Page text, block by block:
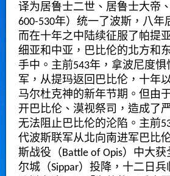
译为居鲁士二世、居鲁士大帝
600-530年）统一了波斯，八年
而在十年之中陆续征服了帕提
细亚和中亚，巴比伦的北方和
手中。主前543年，拿波尼度
军，从提玛返回巴比伦，十年
马尔杜克神的新年节期。但由
开巴比伦、漠视祭司，造成了
无法阻止巴比伦的沦陷。主前
代波斯联军从北向南进军巴比
斯战役（Battle of Opis）中大
尔城（Sippar）投降，十二日